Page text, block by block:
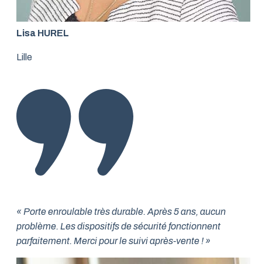
Lisa HUREL
Lille
« Porte enroulable très durable. Après 5 ans, aucun
problème. Les dispositifs de sécurité fonctionnent
parfaitement. Merci pour le suivi après-vente ! »